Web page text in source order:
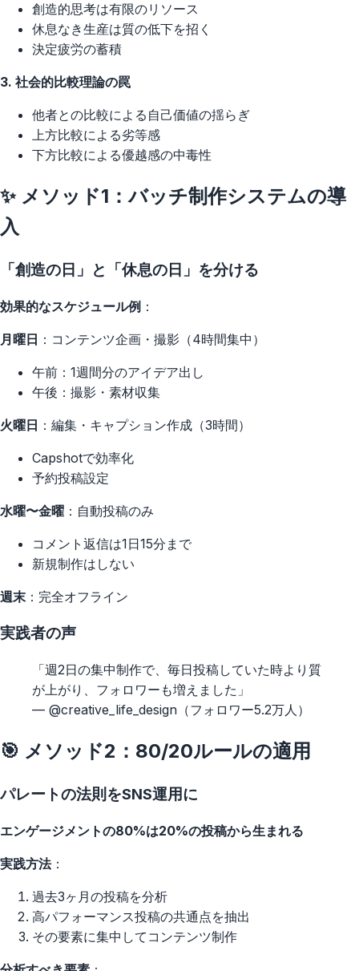
創造的思考は有限のリソース
休息なき生産は質の低下を招く
決定疲労の蓄積
3. 社会的比較理論の罠
他者との比較による自己価値の揺らぎ
上方比較による劣等感
下方比較による優越感の中毒性
✨ メソッド1：バッチ制作システムの導
入
「創造の日」と「休息の日」を分ける
効果的なスケジュール例 ：
月曜日 ：コンテンツ企画・撮影（4時間集中）
午前：1週間分のアイデア出し
午後：撮影・素材収集
火曜日 ：編集・キャプション作成（3時間）
Capshotで効率化
予約投稿設定
水曜〜金曜 ：自動投稿のみ
コメント返信は1日15分まで
新規制作はしない
週末 ：完全オフライン
実践者の声
「週2日の集中制作で、毎日投稿していた時より質
が上がり、フォロワーも増えました」
— @creative_life_design（フォロワー5.2万人）
🎯 メソッド2：80/20ルールの適用
パレートの法則をSNS運用に
エンゲージメントの80%は20%の投稿から生まれる
実践方法：
過去3ヶ月の投稿を分析
高パフォーマンス投稿の共通点を抽出
その要素に集中してコンテンツ制作